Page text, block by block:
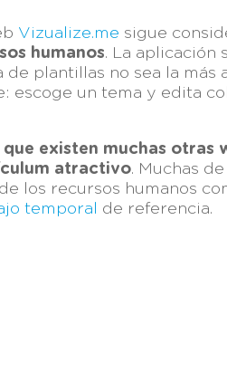
Vizualize.me sigue
humanos. La aplicación
plantillas no sea la más
escoge un tema y edita
existen muchas otras
atractivo. Muchas
los recursos humanos
temporal de referencia.